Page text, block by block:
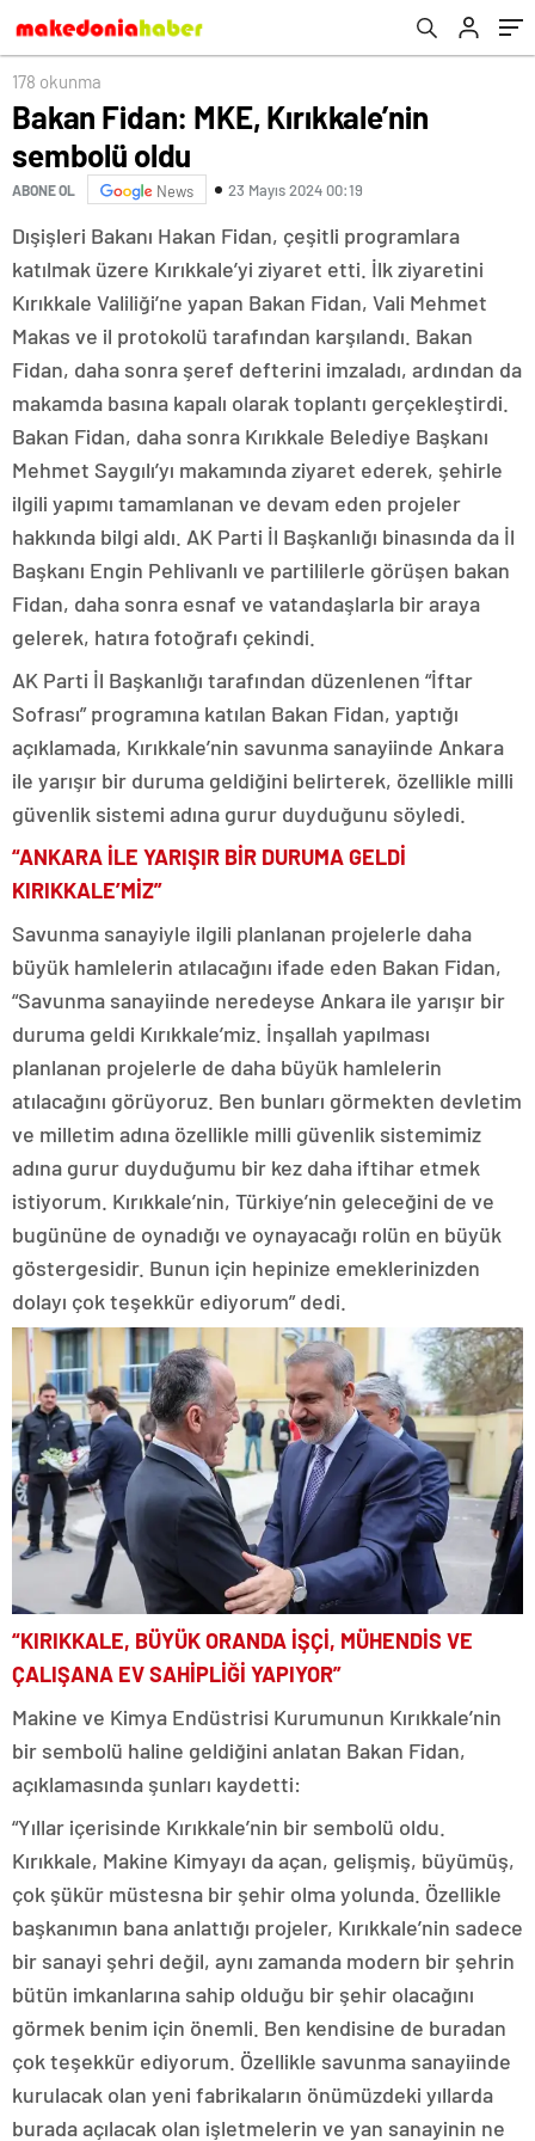
178 okunma
Bakan Fidan: MKE, Kırıkkale’nin
sembolü oldu
ABONE OL News 23 Mayıs 2024 00:19
Dışişleri Bakanı Hakan Fidan, çeşitli programlara
katılmak üzere Kırıkkale’yi ziyaret etti. İlk ziyaretini
Kırıkkale Valiliği’ne yapan Bakan Fidan, Vali Mehmet
Makas ve il protokolü tarafından karşılandı. Bakan
Fidan, daha sonra şeref defterini imzaladı, ardından da
makamda basına kapalı olarak toplantı gerçekleştirdi.
Bakan Fidan, daha sonra Kırıkkale Belediye Başkanı
Mehmet Saygılı’yı makamında ziyaret ederek, şehirle
ilgili yapımı tamamlanan ve devam eden projeler
hakkında bilgi aldı. AK Parti İl Başkanlığı binasında da İl
Başkanı Engin Pehlivanlı ve partililerle görüşen bakan
Fidan, daha sonra esnaf ve vatandaşlarla bir araya
gelerek, hatıra fotoğrafı çekindi.
AK Parti İl Başkanlığı tarafından düzenlenen “İftar
Sofrası” programına katılan Bakan Fidan, yaptığı
açıklamada, Kırıkkale’nin savunma sanayiinde Ankara
ile yarışır bir duruma geldiğini belirterek, özellikle milli
güvenlik sistemi adına gurur duyduğunu söyledi.
“ANKARA İLE YARIŞIR BİR DURUMA GELDİ
KIRIKKALE’MİZ”
Savunma sanayiyle ilgili planlanan projelerle daha
büyük hamlelerin atılacağını ifade eden Bakan Fidan,
“Savunma sanayiinde neredeyse Ankara ile yarışır bir
duruma geldi Kırıkkale’miz. İnşallah yapılması
planlanan projelerle de daha büyük hamlelerin
atılacağını görüyoruz. Ben bunları görmekten devletim
ve milletim adına özellikle milli güvenlik sistemimiz
adına gurur duyduğumu bir kez daha iftihar etmek
istiyorum. Kırıkkale’nin, Türkiye’nin geleceğini de ve
bugününe de oynadığı ve oynayacağı rolün en büyük
göstergesidir. Bunun için hepinize emeklerinizden
dolayı çok teşekkür ediyorum” dedi.
“KIRIKKALE, BÜYÜK ORANDA İŞÇİ, MÜHENDİS VE
ÇALIŞANA EV SAHİPLİĞİ YAPIYOR”
Makine ve Kimya Endüstrisi Kurumunun Kırıkkale’nin
bir sembolü haline geldiğini anlatan Bakan Fidan,
açıklamasında şunları kaydetti:
“Yıllar içerisinde Kırıkkale’nin bir sembolü oldu.
Kırıkkale, Makine Kimyayı da açan, gelişmiş, büyümüş,
çok şükür müstesna bir şehir olma yolunda. Özellikle
başkanımın bana anlattığı projeler, Kırıkkale’nin sadece
bir sanayi şehri değil, aynı zamanda modern bir şehrin
bütün imkanlarına sahip olduğu bir şehir olacağını
görmek benim için önemli. Ben kendisine de buradan
çok teşekkür ediyorum. Özellikle savunma sanayiinde
kurulacak olan yeni fabrikaların önümüzdeki yıllarda
burada açılacak olan işletmelerin ve yan sanayinin ne